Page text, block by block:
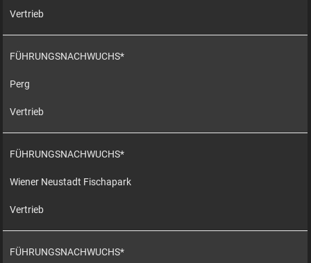
Vertrieb
FÜHRUNGSNACHWUCHS*
Perg
Vertrieb
FÜHRUNGSNACHWUCHS*
Wiener Neustadt Fischapark
Vertrieb
FÜHRUNGSNACHWUCHS*